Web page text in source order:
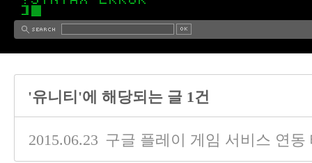
'유니티'에 해당되는 글 1건
2015.06.23 구글 플레이 게임 서비스 연동